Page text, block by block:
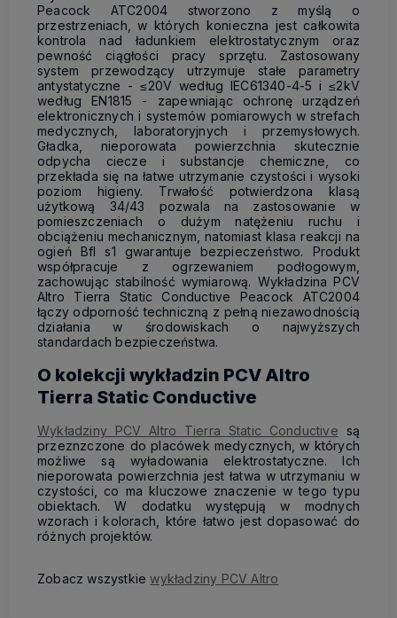
Peacock ATC2004 stworzono z myślą o
przestrzeniach, w których konieczna jest całkowita
kontrola nad ładunkiem elektrostatycznym oraz
pewność ciągłości pracy sprzętu. Zastosowany
system przewodzący utrzymuje stałe parametry
antystatyczne - ≤20V według IEC61340-4-5 i ≤2kV
według EN1815 - zapewniając ochronę urządzeń
elektronicznych i systemów pomiarowych w strefach
medycznych, laboratoryjnych i przemysłowych.
Gładka, nieporowata powierzchnia skutecznie
odpycha ciecze i substancje chemiczne, co
przekłada się na łatwe utrzymanie czystości i wysoki
poziom higieny. Trwałość potwierdzona klasą
użytkową 34/43 pozwala na zastosowanie w
pomieszczeniach o dużym natężeniu ruchu i
obciążeniu mechanicznym, natomiast klasa reakcji na
ogień Bfl s1 gwarantuje bezpieczeństwo. Produkt
współpracuje z ogrzewaniem podłogowym,
zachowując stabilność wymiarową. Wykładzina PCV
Altro Tierra Static Conductive Peacock ATC2004
łączy odporność techniczną z pełną niezawodnością
działania w środowiskach o najwyższych
standardach bezpieczeństwa.
O kolekcji wykładzin PCV Altro
Tierra Static Conductive
Wykładziny PCV Altro Tierra Static Conductive są
przeznzczone do placówek medycznych, w których
możliwe są wyładowania elektrostatyczne. Ich
nieporowata powierzchnia jest łatwa w utrzymaniu w
czystości, co ma kluczowe znaczenie w tego typu
obiektach. W dodatku występują w modnych
wzorach i kolorach, które łatwo jest dopasować do
różnych projektów.
Zobacz wszystkiewykładziny PCV Altro